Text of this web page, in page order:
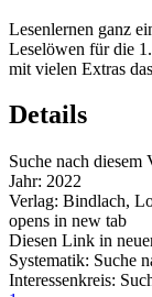
Lesenlernen ganz
Leselöwen für die
mit vielen Extras
Details
Suche nach diesem
Jahr: 2022
Verlag: Bindlach,
opens in new tab
Diesen Link in
Systematik: Suche
Interessenkreis: